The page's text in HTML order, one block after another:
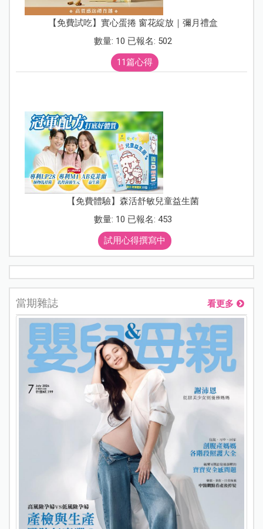
【免費試吃】實心蛋捲 窗花綻放｜彌月禮盒
數量: 10 已報名: 502
11篇心得
【免費體驗】森活舒敏兒童益生菌
數量: 10 已報名: 453
試用心得撰寫中
當期雜誌 看更多